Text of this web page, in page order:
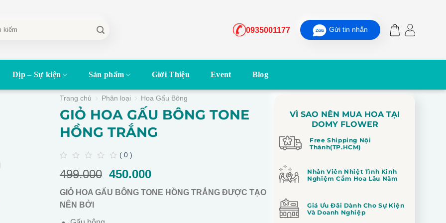
0935001177 Gửi tin nhắn
Dịp – Sự kiện Sản phẩm Giới Thiệu Event Blog
Trang chủ Phân loại Hoa Gấu Bông
GIỎ HOA GẤU BÔNG TONE
HỒNG TRẮNG
out
5
( 0 )
499.000 Giá
gốc
là:
450.000
hiện
tại
GIỎ HOA GẤU BÔNG TONE HỒNG TRẮNG ĐƯỢC TẠO
NÊN BỞI
VÌ SAO NÊN MUA HOA TẠI
DOMY FLOWER
Free Shipping Nội
Thành(TP.HCM)
Nhân Viên Nhiệt Tình Kinh
Nghiệm Cắm Hoa Lâu Năm
Giá Ưu Đãi Dành Cho Sự Kiện
Và Doanh Nghiệp